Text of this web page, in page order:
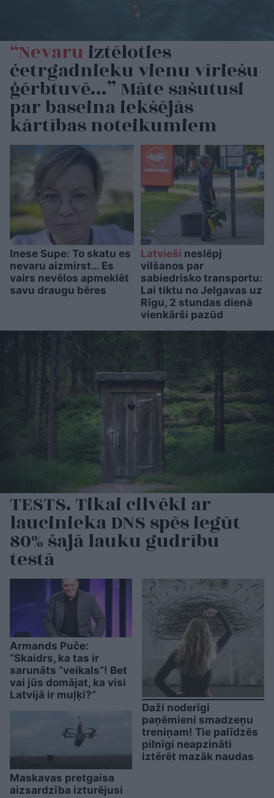
“Nevaruiztēloties
četrgadnieku vienu vīriešu
ģērbtuvē…” Māte sašutusi
par baseina iekšējās
kārtības noteikumiem
Inese Supe: To skatu es
nevaru aizmirst… Es
vairs nevēlos apmeklēt
savu draugu bēres
Latvieši neslēpj
vilšanos par
sabiedrisko transportu:
Lai tiktu no Jelgavas uz
Rīgu, 2 stundas dienā
vienkārši pazūd
TESTS. Tikai cilvēki ar
laucinieka DNS spēs iegūt
80% šajā lauku gudrību
testā
Armands Puče:
“Skaidrs, ka tas ir
sarunāts “veikals”! Bet
vai jūs domājat, ka visi
Latvijā ir muļķi?”
Maskavas pretgaisa
aizsardzība izturējusi
Daži noderīgi
paņēmieni smadzeņu
treniņam! Tie palīdzēs
pilnīgi neapzināti
iztērēt mazāk naudas